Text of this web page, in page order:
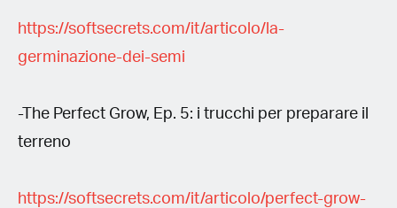
https://softsecrets.com/it/articolo/la-
germinazione-dei-semi
-The Perfect Grow, Ep. 5: i trucchi per preparare il
terreno
https://softsecrets.com/it/articolo/perfect-grow-